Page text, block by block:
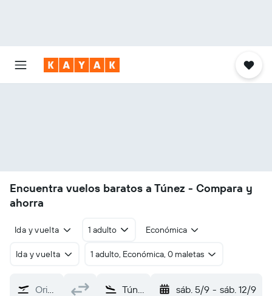
Encuentra vuelos baratos a Túnez - Compara y
ahorra
Ida y vuelta 1 adulto Económica
Ida y vuelta 1 adulto, Económica, 0 maletas
Origen Túnez sáb. 5/9 - sáb. 12/9